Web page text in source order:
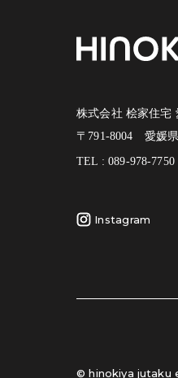
株式会社 桧家住宅
〒791-8004 愛媛
TEL : 089-978-7750
Instagram
© hinokiya jutaku